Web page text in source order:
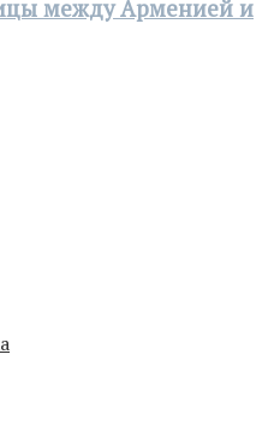
между Арменией и